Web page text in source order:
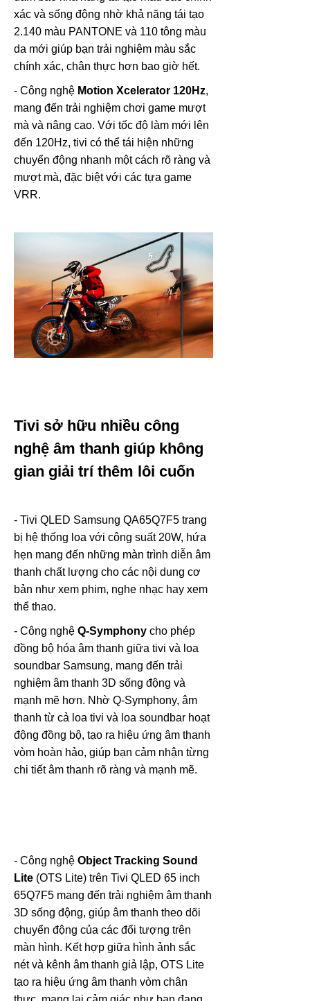
xác và sống động nhờ khả năng tái tạo
2.140 màu PANTONE và 110 tông màu
da mới giúp bạn trải nghiệm màu sắc
chính xác, chân thực hơn bao giờ hết.
- Công nghệ Motion Xcelerator 120Hz,
mang đến trải nghiệm chơi game mượt
mà và nâng cao. Với tốc độ làm mới lên
đến 120Hz, tivi có thể tái hiện những
chuyển động nhanh một cách rõ ràng và
mượt mà, đặc biệt với các tựa game
VRR.
Tivi sở hữu nhiều công
nghệ âm thanh giúp không
gian giải trí thêm lôi cuốn
- Tivi QLED Samsung QA65Q7F5 trang
bị hệ thống loa với công suất 20W, hứa
hẹn mang đến những màn trình diễn âm
thanh chất lượng cho các nội dung cơ
bản như xem phim, nghe nhạc hay xem
thể thao.
- Công nghệ Q-Symphony cho phép
đồng bộ hóa âm thanh giữa tivi và loa
soundbar Samsung, mang đến trải
nghiệm âm thanh 3D sống động và
mạnh mẽ hơn. Nhờ Q-Symphony, âm
thanh từ cả loa tivi và loa soundbar hoạt
động đồng bộ, tạo ra hiệu ứng âm thanh
vòm hoàn hảo, giúp bạn cảm nhận từng
chi tiết âm thanh rõ ràng và mạnh mẽ.
- Công nghệ Object Tracking Sound
Lite (OTS Lite) trên Tivi QLED 65 inch
65Q7F5 mang đến trải nghiệm âm thanh
3D sống động, giúp âm thanh theo dõi
chuyển động của các đối tượng trên
màn hình. Kết hợp giữa hình ảnh sắc
nét và kênh âm thanh giả lập, OTS Lite
tạo ra hiệu ứng âm thanh vòm chân